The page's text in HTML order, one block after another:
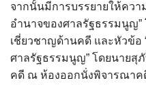
จากนั้นมีการบรรยายให้คว
อำนาจของศาลรัฐธรรมนูญ
เชี่ยวชาญด้านคดี และหัวข้อ
ศาลรัฐธรรมนูญ” โดยนายสุ
คดี ณ ห้องออกนั่งพิจารณาค